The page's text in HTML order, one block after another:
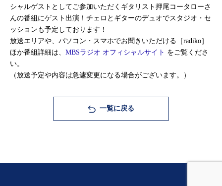
シャルゲストとしてご参加いただくギタリスト押尾コータローさ
んの番組にゲスト出演！チェロとギターのデュオでスタジオ・セ
ッションも予定しております！
放送エリアや、パソコン・スマホでお聞きいただける［radiko］
ほか番組詳細は、 MBSラジオ オフィシャルサイト をご覧くださ
い。
（放送予定や内容は急遽変更になる場合がございます。）
一覧に戻る